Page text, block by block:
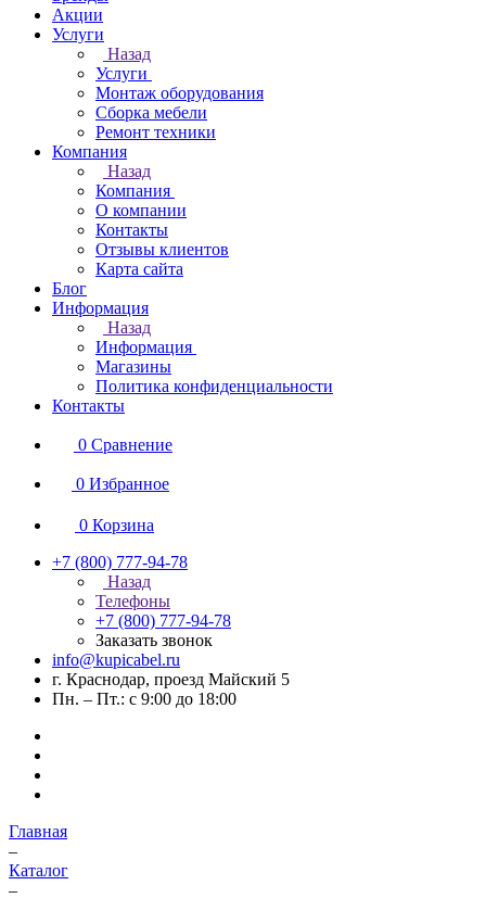
Акции
Услуги
Назад
Услуги
Монтаж оборудования
Сборка мебели
Ремонт техники
Компания
Назад
Компания
О компании
Контакты
Отзывы клиентов
Карта сайта
Блог
Информация
Назад
Информация
Магазины
Политика конфиденциальности
Контакты
0 Сравнение
0 Избранное
0 Корзина
+7 (800) 777-94-78
Назад
Телефоны
+7 (800) 777-94-78
Заказать звонок
info@kupicabel.ru
г. Краснодар, проезд Майский 5
Пн. – Пт.: с 9:00 до 18:00
Главная
–
Каталог
–